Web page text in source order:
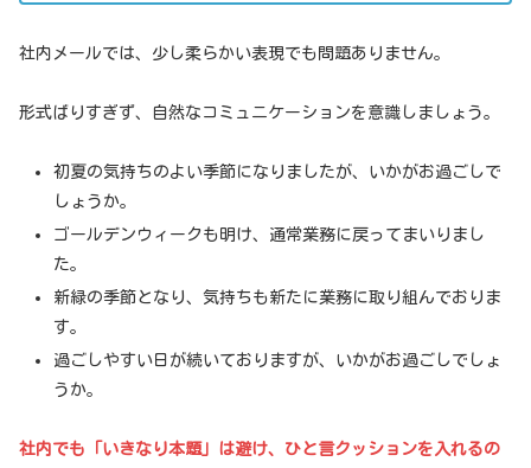
社内メールでは、少し柔らかい表現でも問題ありません。
形式ばりすぎず、自然なコミュニケーションを意識しましょう。
初夏の気持ちのよい季節になりましたが、いかがお過ごしで
しょうか。
ゴールデンウィークも明け、通常業務に戻ってまいりまし
た。
新緑の季節となり、気持ちも新たに業務に取り組んでおりま
す。
過ごしやすい日が続いておりますが、いかがお過ごしでしょ
うか。
社内でも「いきなり本題」は避け、ひと言クッションを入れるの